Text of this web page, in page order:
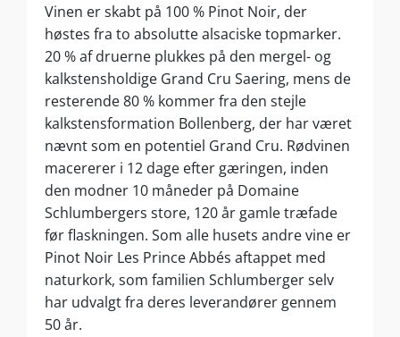
Vinen er skabt på 100 % Pinot Noir, der
høstes fra to absolutte alsaciske topmarker.
20 % af druerne plukkes på den mergel- og
kalkstensholdige Grand Cru Saering, mens de
resterende 80 % kommer fra den stejle
kalkstensformation Bollenberg, der har været
nævnt som en potentiel Grand Cru. Rødvinen
macererer i 12 dage efter gæringen, inden
den modner 10 måneder på Domaine
Schlumbergers store, 120 år gamle træfade
før flaskningen. Som alle husets andre vine er
Pinot Noir Les Prince Abbés aftappet med
naturkork, som familien Schlumberger selv
har udvalgt fra deres leverandører gennem
50 år.